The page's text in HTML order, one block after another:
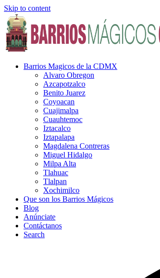
Skip to content
Barrios Magicos de la CDMX
Alvaro Obregon
Azcapotzalco
Benito Juarez
Coyoacan
Cuajimalpa
Cuauhtemoc
Iztacalco
Iztapalapa
Magdalena Contreras
Miguel Hidalgo
Milpa Alta
Tlahuac
Tlalpan
Xochimilco
Que son los Barrios Mágicos
Blog
Anúnciate
Contáctanos
Search